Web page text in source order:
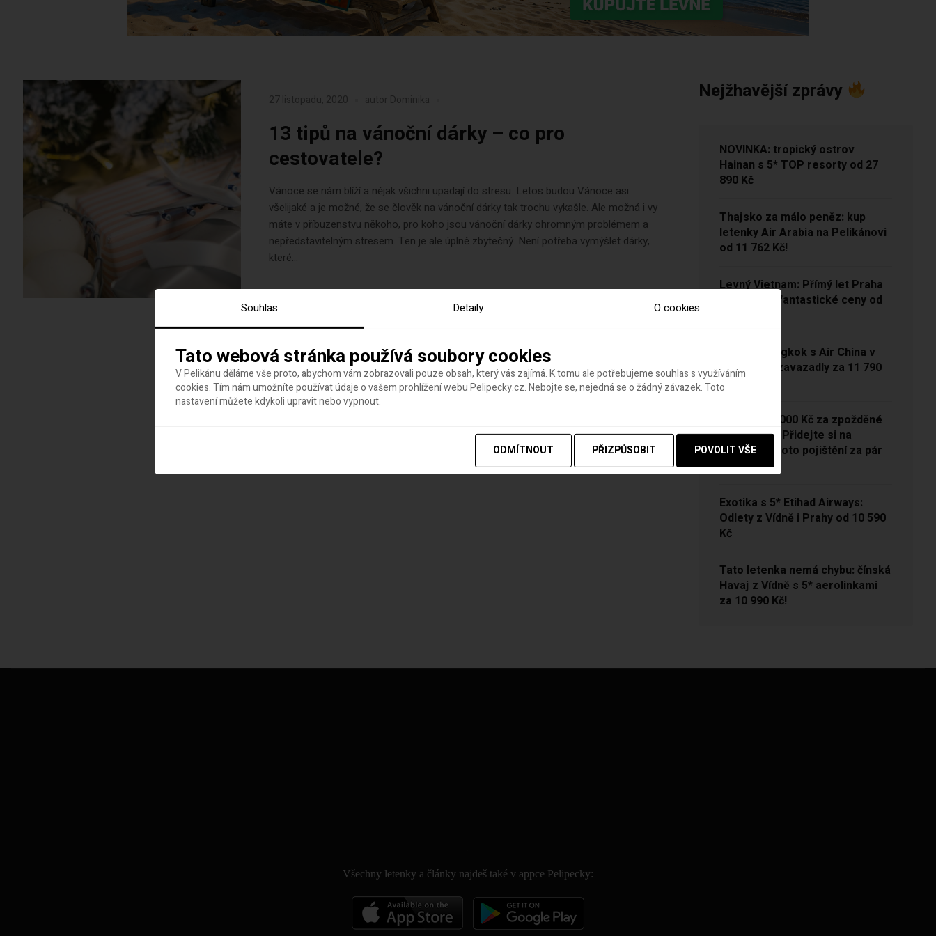
27 listopadu, 2020 autor Dominika
13 tipů na vánoční dárky – co pro
cestovatele?
Vánoce se nám blíží a nějak všichni upadají do stresu. Letos budou Vánoce asi
všelijaké a je možné, že se člověk na vánoční dárky tak trochu vykašle. Ale možná i vy
máte v příbuzenstvu někoho, pro koho jsou vánoční dárky ohromným problémem a
nepředstavitelným stresem. Ten je ale úplně zbytečný. Není potřeba vymýšlet dárky,
které...
Nejžhavější zprávy
NOVINKA: tropický ostrov
Hainan s 5* TOP resorty od 27
890 Kč
Thajsko za málo peněz: kup
letenky Air Arabia na Pelikánovi
od 11 762 Kč!
Levný Vietnam: Přímý let Praha
– Hanoj za fantastické ceny od
Vídeň – Bangkok s Air China v
sezóně se zavazadly za 11 790
Kč!
NOVINKA: 5000 Kč za zpožděné
zavazadlo? Přidejte si na
Pelikánovi toto pojištění za pár
korun
Exotika s 5* Etihad Airways:
Odlety z Vídně i Prahy od 10 590
Kč
Tato letenka nemá chybu: čínská
Havaj z Vídně s 5* aerolinkami
za 10 990 Kč!
Všechny letenky a články najdeš také v appce Pelipecky:
Souhlas Detaily O cookies
Tato webová stránka používá soubory cookies
V Pelikánu děláme vše proto, abychom vám zobrazovali pouze obsah, který vás zajímá. K tomu ale potřebujeme souhlas s využíváním
cookies. Tím nám umožníte používat údaje o vašem prohlížení webu Pelipecky.cz. Nebojte se, nejedná se o žádný závazek. Toto
nastavení můžete kdykoli upravit nebo vypnout.
ODMÍTNOUT PŘIZPŮSOBIT POVOLIT VŠE